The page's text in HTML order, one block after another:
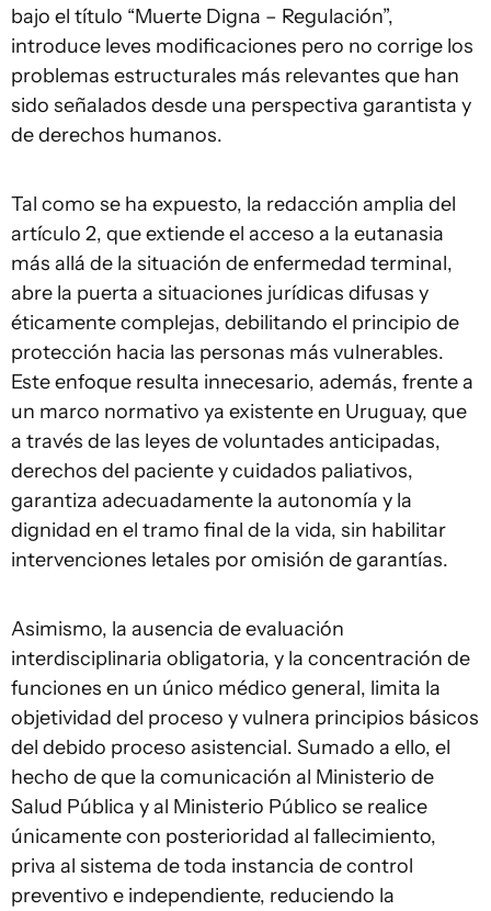
bajo el título “Muerte Digna – Regulación”,
introduce leves modificaciones pero no corrige los
problemas estructurales más relevantes que han
sido señalados desde una perspectiva garantista y
de derechos humanos.
Tal como se ha expuesto, la redacción amplia del
artículo 2, que extiende el acceso a la eutanasia
más allá de la situación de enfermedad terminal,
abre la puerta a situaciones jurídicas difusas y
éticamente complejas, debilitando el principio de
protección hacia las personas más vulnerables.
Este enfoque resulta innecesario, además, frente a
un marco normativo ya existente en Uruguay, que
a través de las leyes de voluntades anticipadas,
derechos del paciente y cuidados paliativos,
garantiza adecuadamente la autonomía y la
dignidad en el tramo final de la vida, sin habilitar
intervenciones letales por omisión de garantías.
Asimismo, la ausencia de evaluación
interdisciplinaria obligatoria, y la concentración de
funciones en un único médico general, limita la
objetividad del proceso y vulnera principios básicos
del debido proceso asistencial. Sumado a ello, el
hecho de que la comunicación al Ministerio de
Salud Pública y al Ministerio Público se realice
únicamente con posterioridad al fallecimiento,
priva al sistema de toda instancia de control
preventivo e independiente, reduciendo la